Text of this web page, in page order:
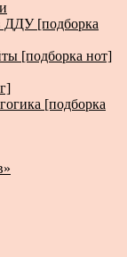
ДДУ [подборка
[подборка нот]
[подборка